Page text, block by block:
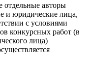
отдельные авторы
и юридические лица,
с условиями
конкурсных работ (в
лица)